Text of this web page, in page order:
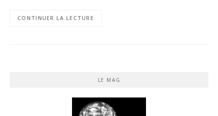
CONTINUER LA LECTURE
LE MAG